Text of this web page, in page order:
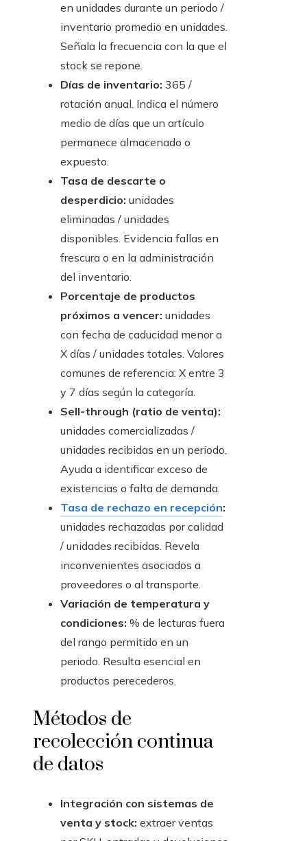
en unidades durante un periodo /
inventario promedio en unidades.
Señala la frecuencia con la que el
stock se repone.
Días de inventario: 365 /
rotación anual. Indica el número
medio de días que un artículo
permanece almacenado o
expuesto.
Tasa de descarte o
desperdicio: unidades
eliminadas / unidades
disponibles. Evidencia fallas en
frescura o en la administración
del inventario.
Porcentaje de productos
próximos a vencer: unidades
con fecha de caducidad menor a
X días / unidades totales. Valores
comunes de referencia: X entre 3
y 7 días según la categoría.
Sell-through (ratio de venta):
unidades comercializadas /
unidades recibidas en un periodo.
Ayuda a identificar exceso de
existencias o falta de demanda.
Tasa de rechazo en recepción:
unidades rechazadas por calidad
/ unidades recibidas. Revela
inconvenientes asociados a
proveedores o al transporte.
Variación de temperatura y
condiciones: % de lecturas fuera
del rango permitido en un
periodo. Resulta esencial en
productos perecederos.
Métodos de
recolección continua
de datos
Integración con sistemas de
venta y stock: extraer ventas